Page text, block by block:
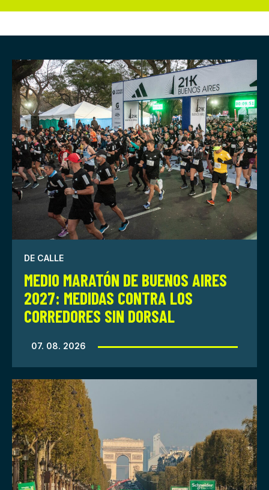
DE CALLE
MEDIO MARATÓN DE BUENOS AIRES
2027: MEDIDAS CONTRA LOS
CORREDORES SIN DORSAL
07. 08. 2026